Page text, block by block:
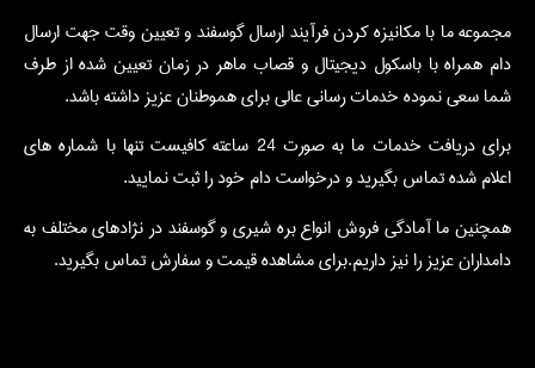
مجموعه ما با مکانیزه کردن فرآیند ارسال گوسفند و تعیین وقت جهت ارسال
دام همراه با باسکول دیجیتال و قصاب ماهر در زمان تعیین شده از طرف
شما سعی نموده خدمات رسانی عالی برای هموطنان عزیز داشته باشد.
برای دریافت خدمات ما به صورت 24 ساعته کافیست تنها با شماره های
اعلام شده تماس بگیرید و درخواست دام خود را ثبت نمایید.
همچنین ما آمادگی فروش انواع بره شیری و گوسفند در نژادهای مختلف به
دامداران عزیز را نیز داریم.برای مشاهده قیمت و سفارش تماس بگیرید.